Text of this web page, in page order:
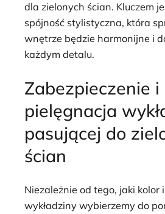
dla zielonych ścian. Kluczem
spójność stylistyczna, która
wnętrze będzie harmonijne i
każdym detalu.
Zabezpieczenie i
pielęgnacja
pasującej do
ścian
Niezależnie od tego, jaki kolor
wykładziny wybierzemy do